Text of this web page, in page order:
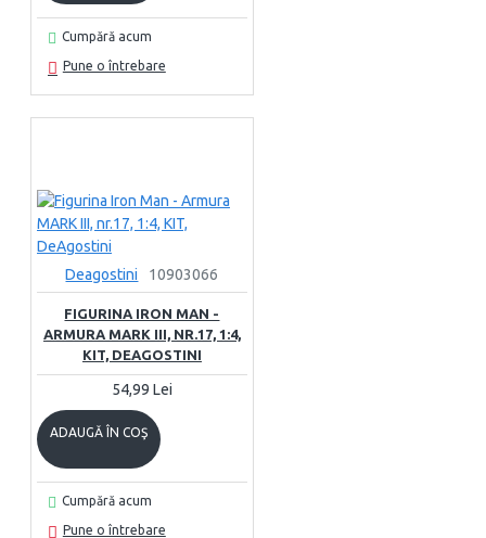
Cumpără acum
Pune o întrebare
Deagostini 10903066
FIGURINA IRON MAN -
ARMURA MARK III, NR.17, 1:4,
KIT, DEAGOSTINI
54,99 Lei
ADAUGĂ ÎN COŞ
Cumpără acum
Pune o întrebare